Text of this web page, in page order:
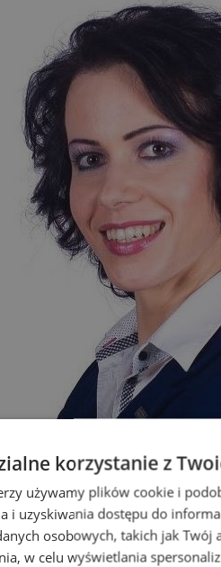
ponownie na fotelu
korzystanie z
używamy plików cookie i
i uzyskiwania dostępu do
osobowych, takich jak
w celu wyświetlania